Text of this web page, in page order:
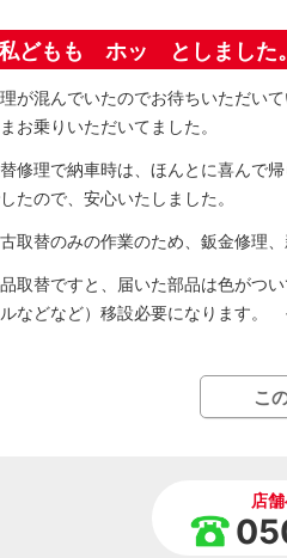
どもも ホッ としました。
が混んでいたのでお待ちいただい
お乗りいただいてました。
修理で納車時は、ほんとに喜んで
たので、安心いたしました。
取替のみの作業のため、鈑金修理
取替ですと、届いた部品は色がつ
ルなどなど）移設必要になります。
こ
店